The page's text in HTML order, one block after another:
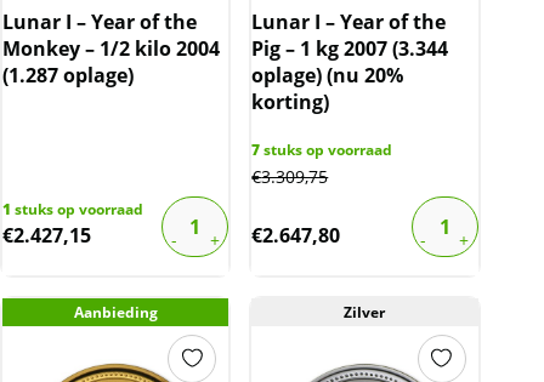
Lunar I – Year of the
Monkey – 1/2 kilo 2004
(1.287 oplage)
1 stuks op voorraad
€2.427,15
Lunar I – Year of the
Pig – 1 kg 2007 (3.344
oplage) (nu 20%
korting)
7stuks op voorraad
€3.309,75
€2.647,80
Aanbieding Zilver